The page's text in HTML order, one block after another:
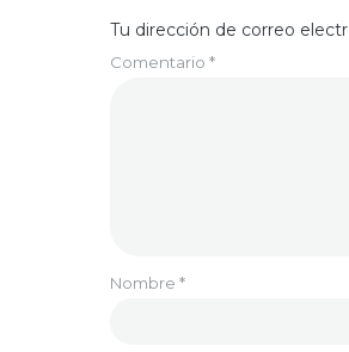
Tu dirección de correo
Comentario *
Nombre *